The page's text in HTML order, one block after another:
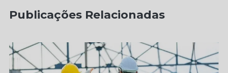
Publicações Relacionadas